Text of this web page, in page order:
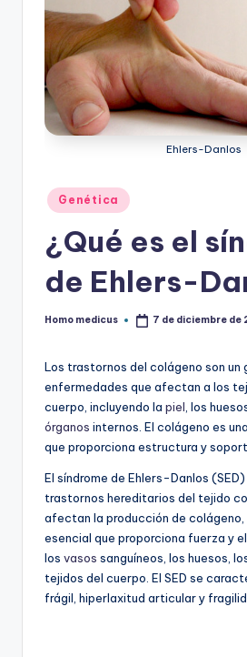
Ehlers-Danlos
Publicado
en
Genética
¿Qué es el
de Ehlers-
Publicado
Homo medicus 7 de diciembre de
Los trastornos del colágeno son un
enfermedades que afectan a los
cuerpo, incluyendo la piel , los
órganos internos. El colágeno es
que proporciona estructura y
El síndrome de Ehlers-Danlos
trastornos hereditarios del tejido
afectan la producción de colágeno,
esencial que proporciona fuerza y
los vasos sanguíneos, los huesos,
tejidos del cuerpo. El SED se
frágil, hiperlaxitud articular y